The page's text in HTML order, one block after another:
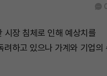
시장 침체로 인해 예상치를
려하고 있으나 가계와 기업의